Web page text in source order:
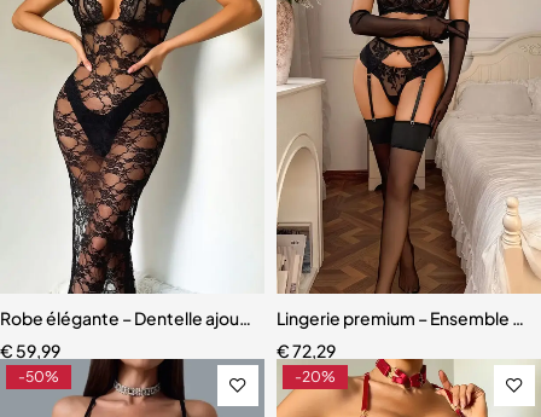
Robe élégante – Dentelle ajourée avec fente haute et effet
€ 59,99
Lingerie premium – Ensemble
€72,29
-50% -20%